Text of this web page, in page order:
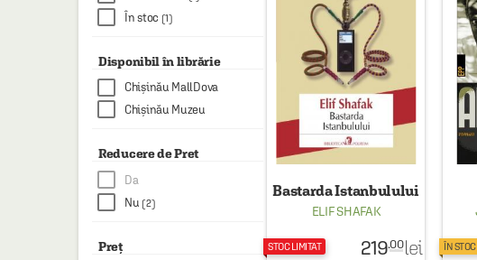
HAINE SI ACCESORII
BOARD GAMES
PLAYGROUND
COSMETICE
În stoc (1)
Disponibil în librărie
Chișinău MallDova
Chișinău Muzeu
Reducere de Pret
Da
Nu (2)
Preț
Bastarda Istanbulului
ELIF SHAFAK
STOC LIMITAT 219.00 lei ÎN STOC